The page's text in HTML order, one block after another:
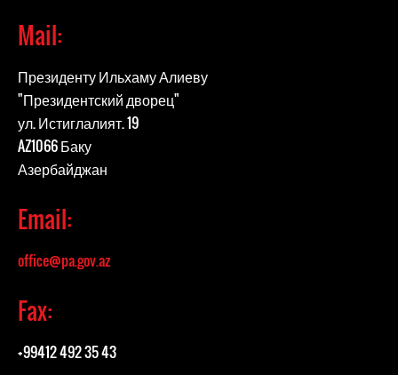
Mail:
Президенту Ильхаму Алиеву
"Президентский дворец"
ул. Истиглалият. 19
AZ1066 Баку
Азербайджан
Email:
office@pa.gov.az
Fax:
+99412 492 35 43